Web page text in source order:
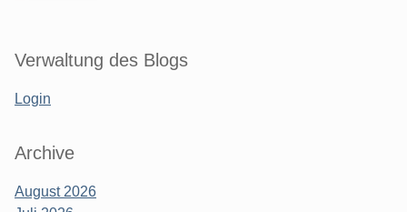
Verwaltung des Blogs
Login
Archive
August 2026